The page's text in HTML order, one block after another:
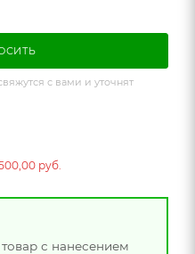
с вами и уточнят
руб.
с нанесением